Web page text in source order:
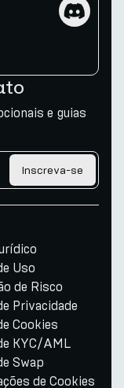
e guias
Inscreva-se
Uso
de Risco
Privacidade
Cookies
KYC/AML
Swap
de Cookies